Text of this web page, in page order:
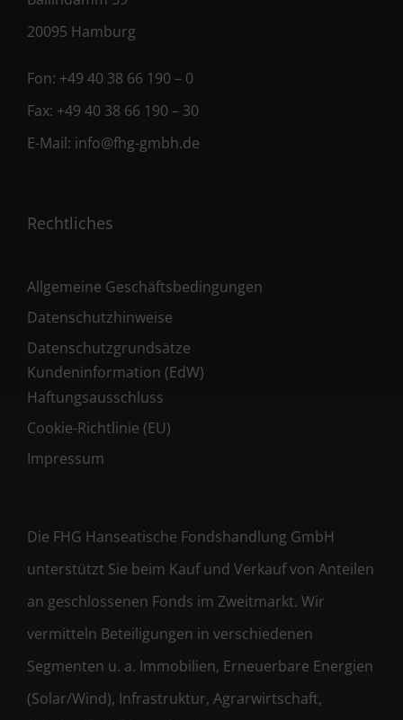
20095 Hamburg
Fon: +49 40 38 66 190 – 0
Fax: +49 40 38 66 190 – 30
E-Mail: info@fhg-gmbh.de
Rechtliches
Allgemeine Geschäftsbedingungen
Datenschutzhinweise
Datenschutzgrundsätze
Kundeninformation (EdW)
Haftungsausschluss
Cookie-Richtlinie (EU)
Impressum
Die FHG Hanseatische Fondshandlung GmbH
unterstützt Sie beim Kauf und Verkauf von Anteilen
an geschlossenen Fonds im Zweitmarkt. Wir
vermitteln Beteiligungen in verschiedenen
Segmenten u. a. Immobilien, Erneuerbare Energien
(Solar/Wind), Infrastruktur, Agrarwirtschaft,